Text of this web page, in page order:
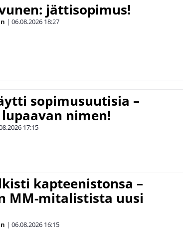
jättisopimus!
| 06.08.2026 18:27
sopimusuutisia –
nimen!
17:15
kapteenistonsa –
MM-mitalistista uusi
| 06.08.2026 16:15